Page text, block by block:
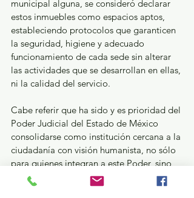
municipal alguna, se consideró declarar
estos inmuebles como espacios aptos,
estableciendo protocolos que garanticen
la seguridad, higiene y adecuado
funcionamiento de cada sede sin alterar
las actividades que se desarrollan en ellas,
ni la calidad del servicio.
Cabe referir que ha sido y es prioridad del
Poder Judicial del Estado de México
consolidarse como institución cercana a la
ciudadanía con visión humanista, no sólo
para quienes integran a este Poder, sino
también para la sociedad en general.
Basado en principios de inclusión, respeto